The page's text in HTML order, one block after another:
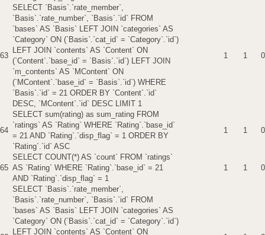
63
SELECT `Basis`.`rate_member`,
`Basis`.`rate_number`, `Basis`.`id` FROM
`bases` AS `Basis` LEFT JOIN `categories` AS
`Category` ON (`Basis`.`cat_id` = `Category`.`id`)
LEFT JOIN `contents` AS `Content` ON
(`Content`.`base_id` = `Basis`.`id`) LEFT JOIN
`m_contents` AS `MContent` ON
(`MContent`.`base_id` = `Basis`.`id`) WHERE
`Basis`.`id` = 21 ORDER BY `Content`.`id`
DESC, `MContent`.`id` DESC LIMIT 1
1 1 0
64
SELECT sum(rating) as sum_rating FROM
`ratings` AS `Rating` WHERE `Rating`.`base_id`
= 21 AND `Rating`.`disp_flag` = 1 ORDER BY
`Rating`.`id` ASC
1 1 0
65
SELECT COUNT(*) AS `count` FROM `ratings`
AS `Rating` WHERE `Rating`.`base_id` = 21
AND `Rating`.`disp_flag` = 1
1 1 0
SELECT `Basis`.`rate_member`,
`Basis`.`rate_number`, `Basis`.`id` FROM
`bases` AS `Basis` LEFT JOIN `categories` AS
`Category` ON (`Basis`.`cat_id` = `Category`.`id`)
LEFT JOIN `contents` AS `Content` ON